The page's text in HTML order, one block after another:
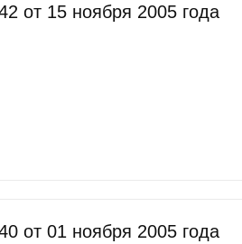
от 15 ноября 2005 года
от 01 ноября 2005 года